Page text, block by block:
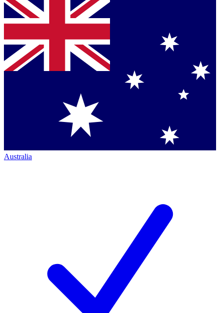
Australia